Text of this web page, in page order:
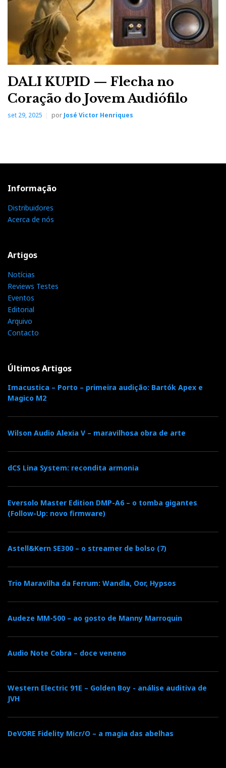
DALI KUPID — Flecha no
Coração do Jovem Audiófilo
set 29, 2025 porJosé Victor Henriques
Informação
Distribuidores
Acerca de nós
Artigos
Notícias
Reviews Testes
Eventos
Editorial
Arquivo
Contacto
Últimos Artigos
Imacustica – Porto – primeira audição: Bartók Apex e
Magico M2
Wilson Audio Alexia V – maravilhosa obra de arte
dCS Lina System: recondita armonia
Eversolo Master Edition DMP-A6 – o tomba gigantes
(Follow-Up: novo firmware)
Astell&Kern SE300 – o streamer de bolso (7)
Trio Maravilha da Ferrum: Wandla, Oor, Hypsos
Audeze MM-500 – ao gosto de Manny Marroquin
Audio Note Cobra – doce veneno
Western Electric 91E – Golden Boy - análise auditiva de
JVH
DeVORE Fidelity Micr/O – a magia das abelhas